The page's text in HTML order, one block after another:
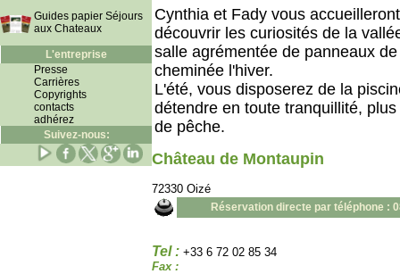
Guides papier Séjours
aux Chateaux
L'entreprise
Presse
Carrières
Copyrights
contacts
adhérez
Suivez-nous:
Cynthia et Fady vous
découvrir les curiosités de la
salle agrémentée de panneaux
cheminée l'hiver.
L'été, vous disposerez de la
détendre en toute tranquillité,
de pêche.
Château de Montaupin
72330 Oizé
Réservation directe par téléphone :
Tel : +33 6 72 02 85 34
Fax :